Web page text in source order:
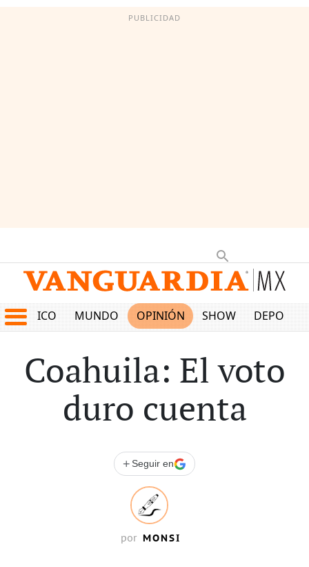
PUBLICIDAD
MÉXICO MUNDO OPINIÓN SHOW DEPORTES
Coahuila: El voto
duro cuenta
+ Seguir en
por MONSI